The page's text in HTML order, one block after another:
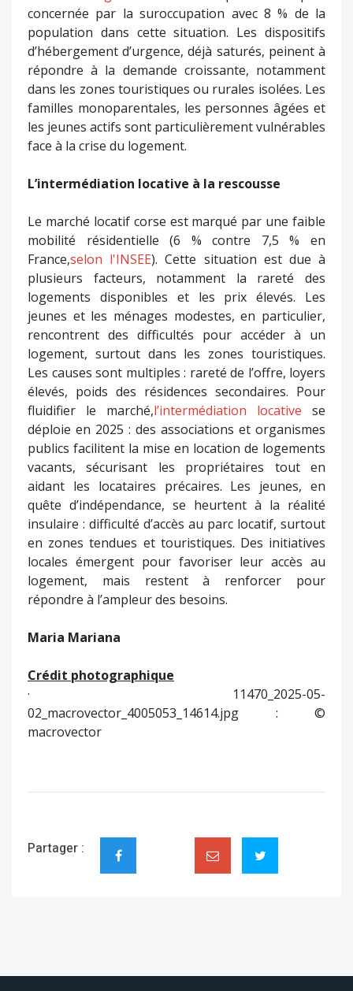
concernée par la suroccupation avec 8 % de la
population dans cette situation. Les dispositifs
d’hébergement d’urgence, déjà saturés, peinent à
répondre à la demande croissante, notamment
dans les zones touristiques ou rurales isolées. Les
familles monoparentales, les personnes âgées et
les jeunes actifs sont particulièrement vulnérables
face à la crise du logement.
L’intermédiation locative à la rescousse
Le marché locatif corse est marqué par une faible
mobilité résidentielle (6 % contre 7,5 % en
France,selon l'INSEE). Cette situation est due à
plusieurs facteurs, notamment la rareté des
logements disponibles et les prix élevés. Les
jeunes et les ménages modestes, en particulier,
rencontrent des difficultés pour accéder à un
logement, surtout dans les zones touristiques.
Les causes sont multiples : rareté de l’offre, loyers
élevés, poids des résidences secondaires. Pour
fluidifier le marché,l’intermédiation locative se
déploie en 2025 : des associations et organismes
publics facilitent la mise en location de logements
vacants, sécurisant les propriétaires tout en
aidant les locataires précaires. Les jeunes, en
quête d’indépendance, se heurtent à la réalité
insulaire : difficulté d’accès au parc locatif, surtout
en zones tendues et touristiques. Des initiatives
locales émergent pour favoriser leur accès au
logement, mais restent à renforcer pour
répondre à l’ampleur des besoins.
Maria Mariana
Crédit photographique
· 11470_2025-05-
02_macrovector_4005053_14614.jpg : ©
macrovector
Partager :